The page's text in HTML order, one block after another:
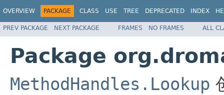
OVERVIEW PACKAGE CLASS USE TREE DEPRECATED INDEX
PREV PACKAGE NEXT PACKAGE FRAMES NO FRAMES ALL
Package
MethodHandles.Lookup